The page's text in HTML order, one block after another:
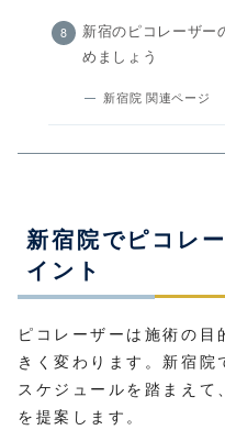
新宿のピコレーザー
めましょう
新宿院 関連ページ
新宿院でピコレ
イント
ピコレーザーは施術の
きく変わります。新宿
スケジュールを踏まえ
を提案します。